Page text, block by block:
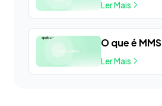
Ler Mais
O que é MMS
Ler Mais